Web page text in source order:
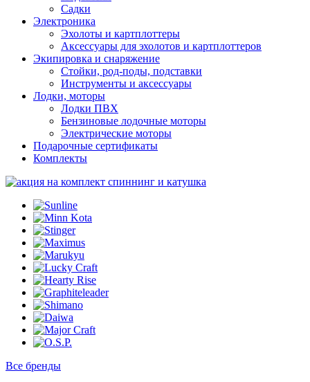
Садки
Электроника
Эхолоты и картплоттеры
Аксессуары для эхолотов и картплоттеров
Экипировка и снаряжение
Стойки, род-поды, подставки
Инструменты и аксессуары
Лодки, моторы
Лодки ПВХ
Бензиновые лодочные моторы
Электрические моторы
Подарочные сертификаты
Комплекты
Все бренды